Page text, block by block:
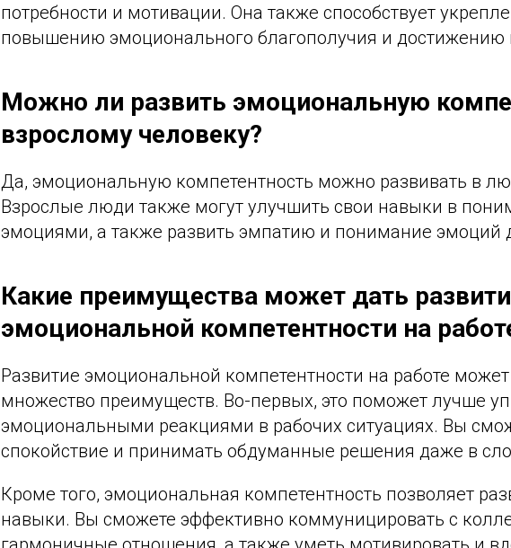
потребности и мотивации. Она также способствует
повышению эмоционального благополучия и достижению
Можно ли развить эмоциональную
взрослому человеку?
Да, эмоциональную компетентность можно развивать в
Взрослые люди также могут улучшить свои навыки в
эмоциями, а также развить эмпатию и понимание эмоций
Какие преимущества может дать
эмоциональной компетентности на
Развитие эмоциональной компетентности на работе
множество преимуществ. Во-первых, это поможет лучше
эмоциональными реакциями в рабочих ситуациях. Вы
спокойствие и принимать обдуманные решения даже в
Кроме того, эмоциональная компетентность позволяет
навыки. Вы сможете эффективно коммуницировать с